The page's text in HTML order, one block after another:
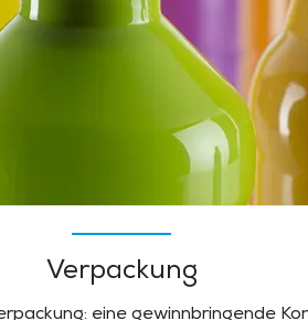
Verpackung
eine gewinnbringende